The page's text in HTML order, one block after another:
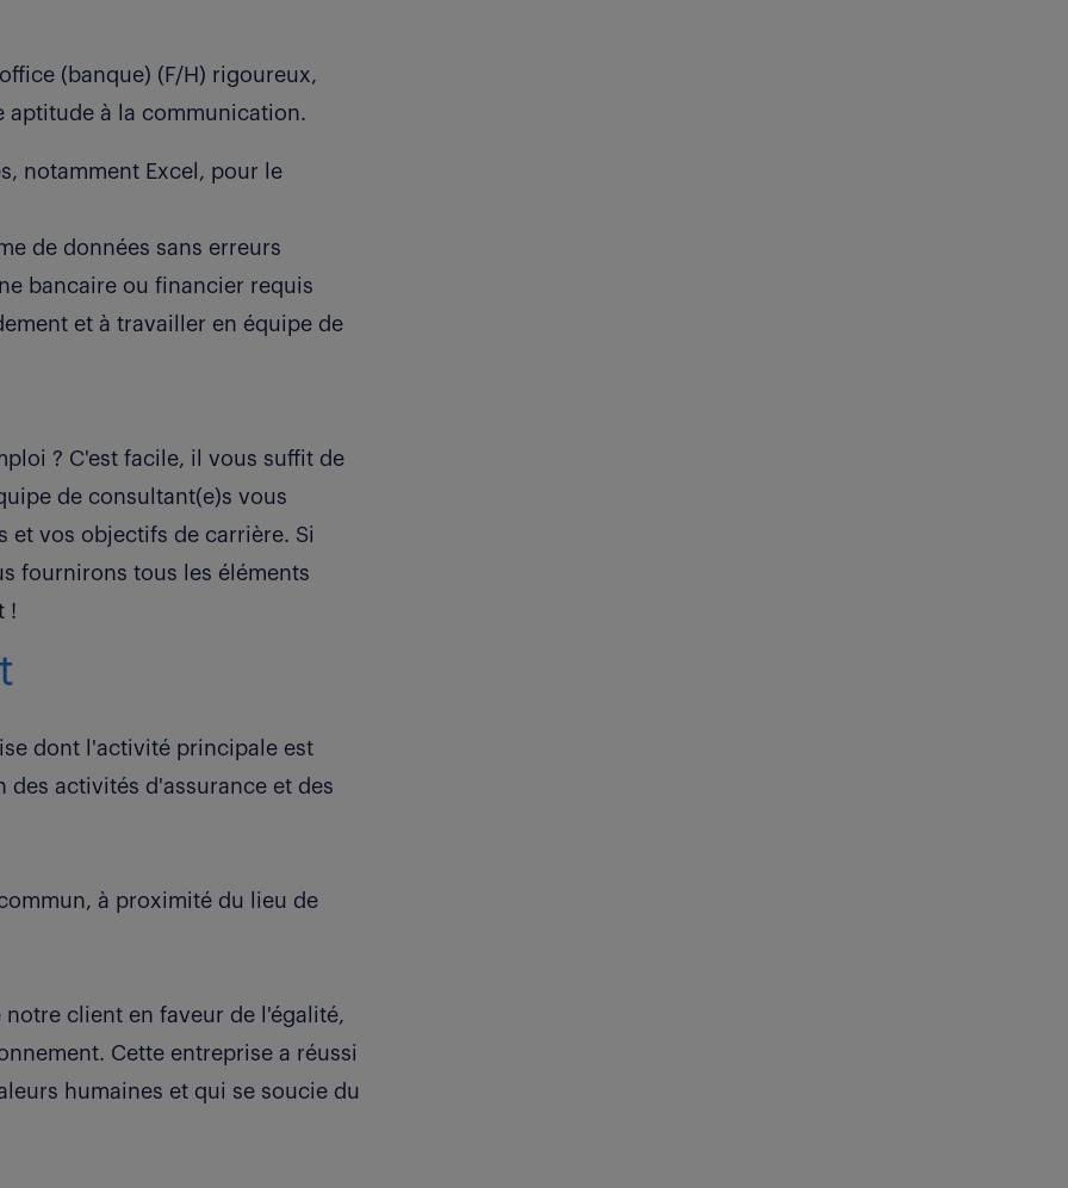
(banque) (F/H) rigoureux,
aptitude à la communication.
notamment Excel, pour le
de données sans erreurs
bancaire ou financier requis
et à travailler en équipe de
? C'est facile, il vous suffit de
de consultant(e)s vous
et vos objectifs de carrière. Si
fournirons tous les éléments
!
dont l'activité principale est
des activités d'assurance et des
à proximité du lieu de
notre client en faveur de l'égalité,
Cette entreprise a réussi
humaines et qui se soucie du